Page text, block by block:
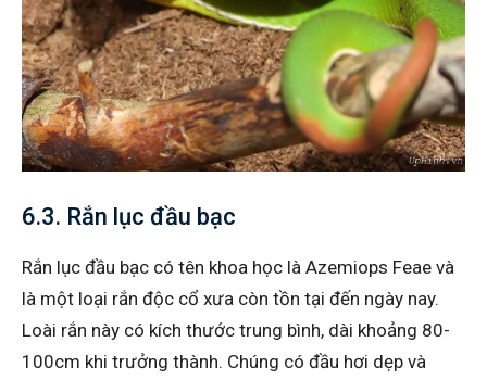
6.3. Rắn lục đầu bạc
Rắn lục đầu bạc có tên khoa học là Azemiops Feae và
là một loại rắn độc cổ xưa còn tồn tại đến ngày nay.
Loài rắn này có kích thước trung bình, dài khoảng 80-
100cm khi trưởng thành. Chúng có đầu hơi dẹp và